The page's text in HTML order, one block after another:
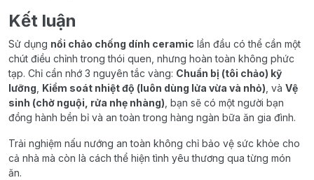
Kết luận
Sử dụng nồi chảo chống dính ceramic lần đầu có thể cần một
chút điều chỉnh trong thói quen, nhưng hoàn toàn không phức
tạp. Chỉ cần nhớ 3 nguyên tắc vàng: Chuẩn bị (tôi chảo) kỹ
lưỡng Kiểm soát nhiệt độ (luôn dùng lửa vừa và nhỏ) , và Vệ
sinh (chờ nguội, rửa nhẹ nhàng) , bạn sẽ có một người bạn
đồng hành bền bỉ và an toàn trong hàng ngàn bữa ăn gia đình.
Trải nghiệm nấu nướng an toàn không chỉ bảo vệ sức khỏe cho
cả nhà mà còn là cách thể hiện tình yêu thương qua từng món
ăn.